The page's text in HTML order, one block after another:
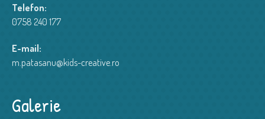
Telefon:
0758 240 177
E-mail:
m.patasanu@kids-creative.ro
Galerie